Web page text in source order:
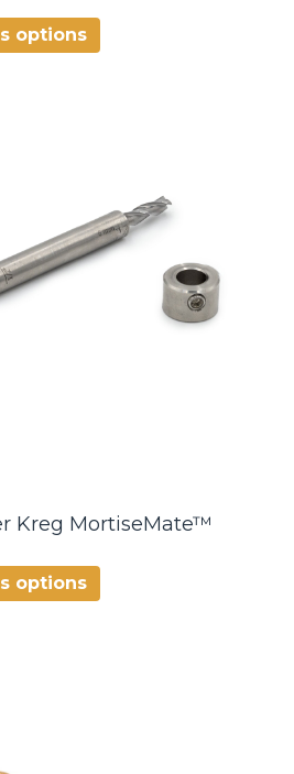
options
Kreg MortiseMate™
options